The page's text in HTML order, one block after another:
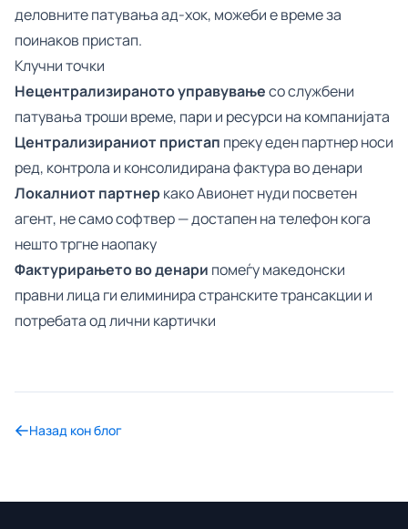
деловните патувања ад-хок, можеби е време за
поинаков пристап.
Клучни точки
Нецентрализираното управувањесо службени
патувања троши време, пари и ресурси на компанијата
Централизираниот пристап преку еден партнер носи
ред, контрола и консолидирана фактура во денари
Локалниот партнеркако Авионет нуди посветен
агент, не само софтвер — достапен на телефон кога
нешто тргне наопаку
Фактурирањето во денари помеѓу македонски
правни лица ги елиминира странските трансакции и
потребата од лични картички
Назад кон блог